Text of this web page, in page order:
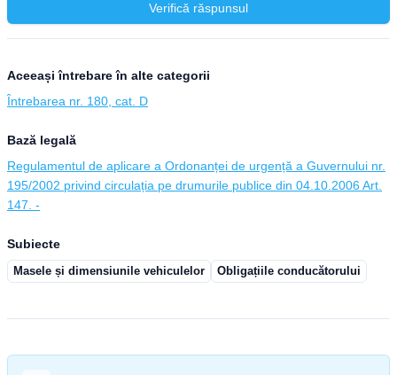
Verifică răspunsul
Aceeași întrebare în alte categorii
Întrebarea nr. 180, cat. D
Bază legală
Regulamentul de aplicare a Ordonanței de urgență a Guvernului nr.
195/2002 privind circulația pe drumurile publice din 04.10.2006 Art.
147. -
Subiecte
Masele și dimensiunile vehiculelor Obligațiile conducătorului